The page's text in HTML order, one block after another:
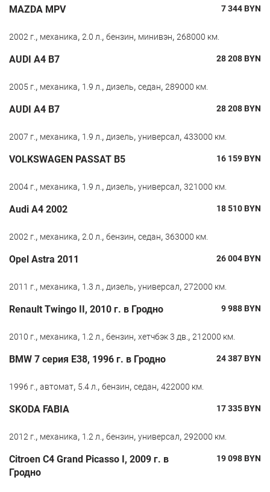
MAZDA MPV 7 344BYN
2002 г., механика, 2.0 л., бензин, минивэн, 268000 км.
AUDI A4 B7 28 208BYN
2005 г., механика, 1.9 л., дизель, седан, 289000 км.
AUDI A4 B7 28 208BYN
2007 г., механика, 1.9 л., дизель, универсал, 433000 км.
VOLKSWAGEN PASSAT B5 16 159BYN
2004 г., механика, 1.9 л., дизель, универсал, 321000 км.
Audi A4 2002 18 510BYN
2002 г., механика, 2.0 л., бензин, седан, 363000 км.
Opel Astra 2011 26 004BYN
2011 г., механика, 1.3 л., дизель, универсал, 272000 км.
Renault Twingo II, 2010 г. в Гродно 9 988BYN
2010 г., механика, 1.2 л., бензин, хетчбэк 3 дв., 212000 км.
BMW 7 серия E38, 1996 г. в Гродно 24 387BYN
1996 г., автомат, 5.4 л., бензин, седан, 422000 км.
SKODA FABIA 17 335BYN
2012 г., механика, 1.2 л., бензин, универсал, 292000 км.
Citroen C4 Grand Picasso I, 2009 г. в
Гродно
19 098BYN